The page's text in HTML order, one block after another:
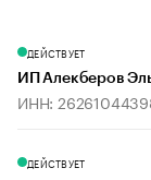
ДЕЙСТВУЕТ
ИП Алекберов
ИНН:
ДЕЙСТВУЕТ